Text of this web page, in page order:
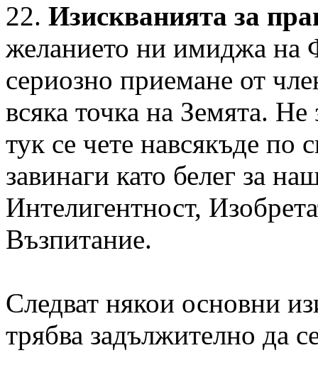
22. Изискванията за
желанието ни имиджа на
сериозно приемане от
всяка точка на Земята. Не
тук се чете навсякъде по
завинаги като белег за
Интелигентност,
Възпитание.
Следват някои основни
трябва задължително да